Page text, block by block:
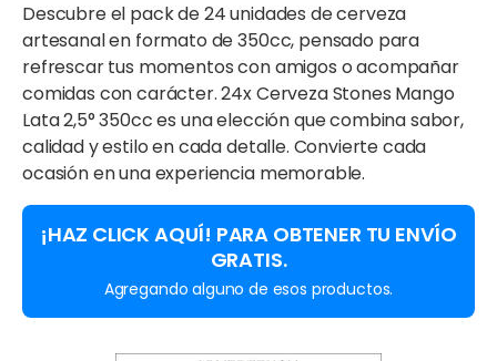
Descubre el pack de 24 unidades de cerveza
artesanal en formato de 350cc, pensado para
refrescar tus momentos con amigos o acompañar
comidas con carácter. 24x Cerveza Stones Mango
Lata 2,5° 350cc es una elección que combina sabor,
calidad y estilo en cada detalle. Convierte cada
ocasión en una experiencia memorable.
¡HAZ CLICK AQUÍ! PARA OBTENER TU ENVÍO
GRATIS.
Agregando alguno de esos productos.